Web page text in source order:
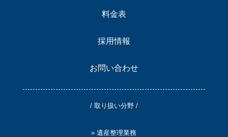
料金表
採用情報
お問い合わせ
/ 取り扱い分野 /
» 遺産整理業務